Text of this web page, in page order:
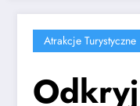
Atrakcje Turystyczne